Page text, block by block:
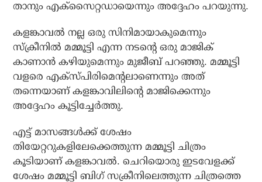
താനും എക്‌സൈറ്റഡായെന്നും അദ്ദേഹം പറയുന്നു.
കളങ്കാവല്‍ നല്ല ഒരു സിനിമായാകുമെന്നും
സ്‌ക്രീനില്‍ മമ്മൂട്ടി എന്ന നടന്റെ ഒരു മാജിക്
കാണാന്‍ കഴിയുമെന്നും മുജീബ് പറഞ്ഞു. മമ്മൂട്ടി
വളരെ എക്‌സ്പിരിമെന്റലാണെന്നും അത്
തന്നെയാണ് കളങ്കാവിലിന്റെ മാജിക്കെന്നും
അദ്ദേഹം കൂട്ടിച്ചേര്‍ത്തു.
എട്ട് മാസങ്ങള്‍ക്ക് ശേഷം
തിയേറ്ററുകളിലേക്കെത്തുന്ന മമ്മൂട്ടി ചിത്രം
കൂടിയാണ് കളങ്കാവല്‍. ചെറിയൊരു ഇടവേളക്ക്
ശേഷം മമ്മൂട്ടി ബിഗ് സക്രീനിലെത്തുന്ന ചിത്രത്തെ